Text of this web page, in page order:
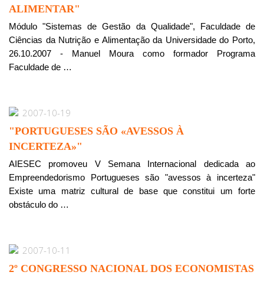
ALIMENTAR"
Módulo "Sistemas de Gestão da Qualidade", Faculdade de
Ciências da Nutrição e Alimentação da Universidade do Porto,
26.10.2007 - Manuel Moura como formador Programa
Faculdade de …
2007-10-19
"PORTUGUESES SÃO «AVESSOS À
INCERTEZA»"
AIESEC promoveu V Semana Internacional dedicada ao
Empreendedorismo Portugueses são "avessos à incerteza"
Existe uma matriz cultural de base que constitui um forte
obstáculo do …
2007-10-11
2º CONGRESSO NACIONAL DOS ECONOMISTAS